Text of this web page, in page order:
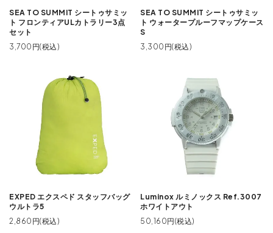
SEA TO SUMMIT シートゥサミッ
ト フロンティアULカトラリー3点
セット
3,700円(税込)
SEA TO SUMMIT シートゥサミッ
ト ウォータープルーフマップケース
S
3,300円(税込)
EXPED エクスペド スタッフバッグ
ウルトラ5
2,860円(税込)
Luminox ルミノックス Ref.3007
ホワイトアウト
50,160円(税込)